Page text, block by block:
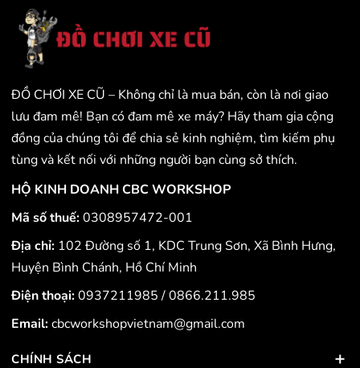
ĐỒ CHƠI XE CŨ – Không chỉ là mua bán, còn là nơi giao
lưu đam mê! Bạn có đam mê xe máy? Hãy tham gia cộng
đồng của chúng tôi để chia sẻ kinh nghiệm, tìm kiếm phụ
tùng và kết nối với những người bạn cùng sở thích.
HỘ KINH DOANH CBC WORKSHOP
Mã số thuế:0308957472-001
Địa chỉ: 102 Đường số 1, KDC Trung Sơn, Xã Bình Hưng,
Huyện Bình Chánh, Hồ Chí Minh
Điện thoại:0937211985/0866.211.985
Email:cbcworkshopvietnam@gmail.com
CHÍNH SÁCH